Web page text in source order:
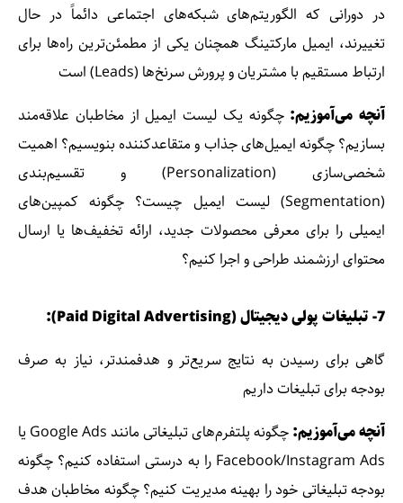
در دورانی که الگوریتم‌های شبکه‌های اجتماعی دائماً در حال
تغییرند، ایمیل مارکتینگ همچنان یکی از مطمئن‌ترین راه‌ها برای
ارتباط مستقیم با مشتریان و پرورش سرنخ‌ها (Leads) است
آنچه می‌آموزیم:چگونه یک لیست ایمیل از مخاطبان علاقه‌مند
بسازیم؟ چگونه ایمیل‌های جذاب و متقاعدکننده بنویسیم؟ اهمیت
شخصی‌سازی (Personalization) و تقسیم‌بندی
(Segmentation) لیست ایمیل چیست؟ چگونه کمپین‌های
ایمیلی را برای معرفی محصولات جدید، ارائه تخفیف‌ها یا ارسال
محتوای ارزشمند طراحی و اجرا کنیم؟
گاهی برای رسیدن به نتایج سریع‌تر و هدفمندتر، نیاز به صرف
بودجه برای تبلیغات داریم
آنچه می‌آموزیم:
چگونه پلتفرم‌های تبلیغاتی مانند Google Ads یا
Facebook/Instagram Ads را به درستی استفاده کنیم؟ چگونه
بودجه تبلیغاتی خود را بهینه مدیریت کنیم؟ چگونه مخاطبان هدف